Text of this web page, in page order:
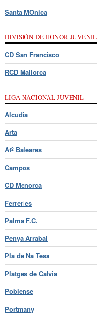
Santa MÒnica
DIVISIÓN DE HONOR JUVENIL
CD San Francisco
RCD Mallorca
LIGA NACIONAL JUVENIL
Alcudia
Arta
Atº Baleares
Campos
CD Menorca
Ferreries
Palma F.C.
Penya Arrabal
Pla de Na Tesa
Platges de Calvia
Poblense
Portmany